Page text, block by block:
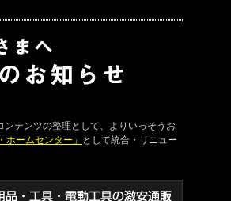
テンツの整理として、よりいっそうお
ームセンター」
として統合・リニュー